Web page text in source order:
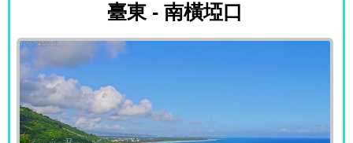
臺東 - 南橫埡口